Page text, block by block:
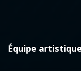
Équipe artistique